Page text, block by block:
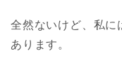
全然ないけど、私に
あります。